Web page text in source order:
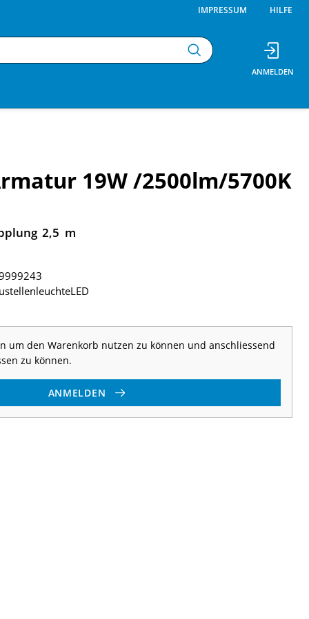
IMPRESSUM HILFE
19W /2500lm/5700K
2,5 m
um den Warenkorb nutzen zu können und anschliessend
zu können.
ANMELDEN